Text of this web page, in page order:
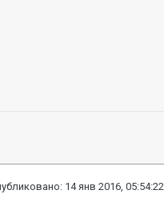
14 янв 2016, 05:54:22